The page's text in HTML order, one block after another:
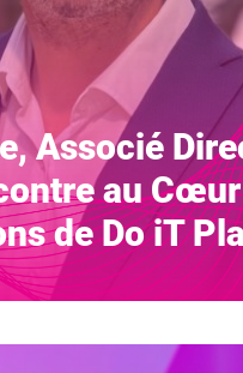
Associé
au
de Do iT